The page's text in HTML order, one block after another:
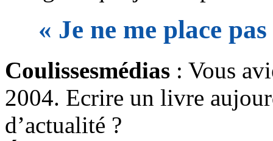
« Je ne me place
Coulissesmédias : Vous
2004. Ecrire un livre
d’actualité ?